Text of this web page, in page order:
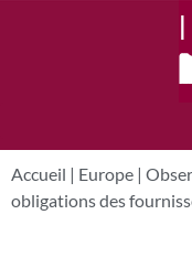
Accueil | Europe |
obligations des